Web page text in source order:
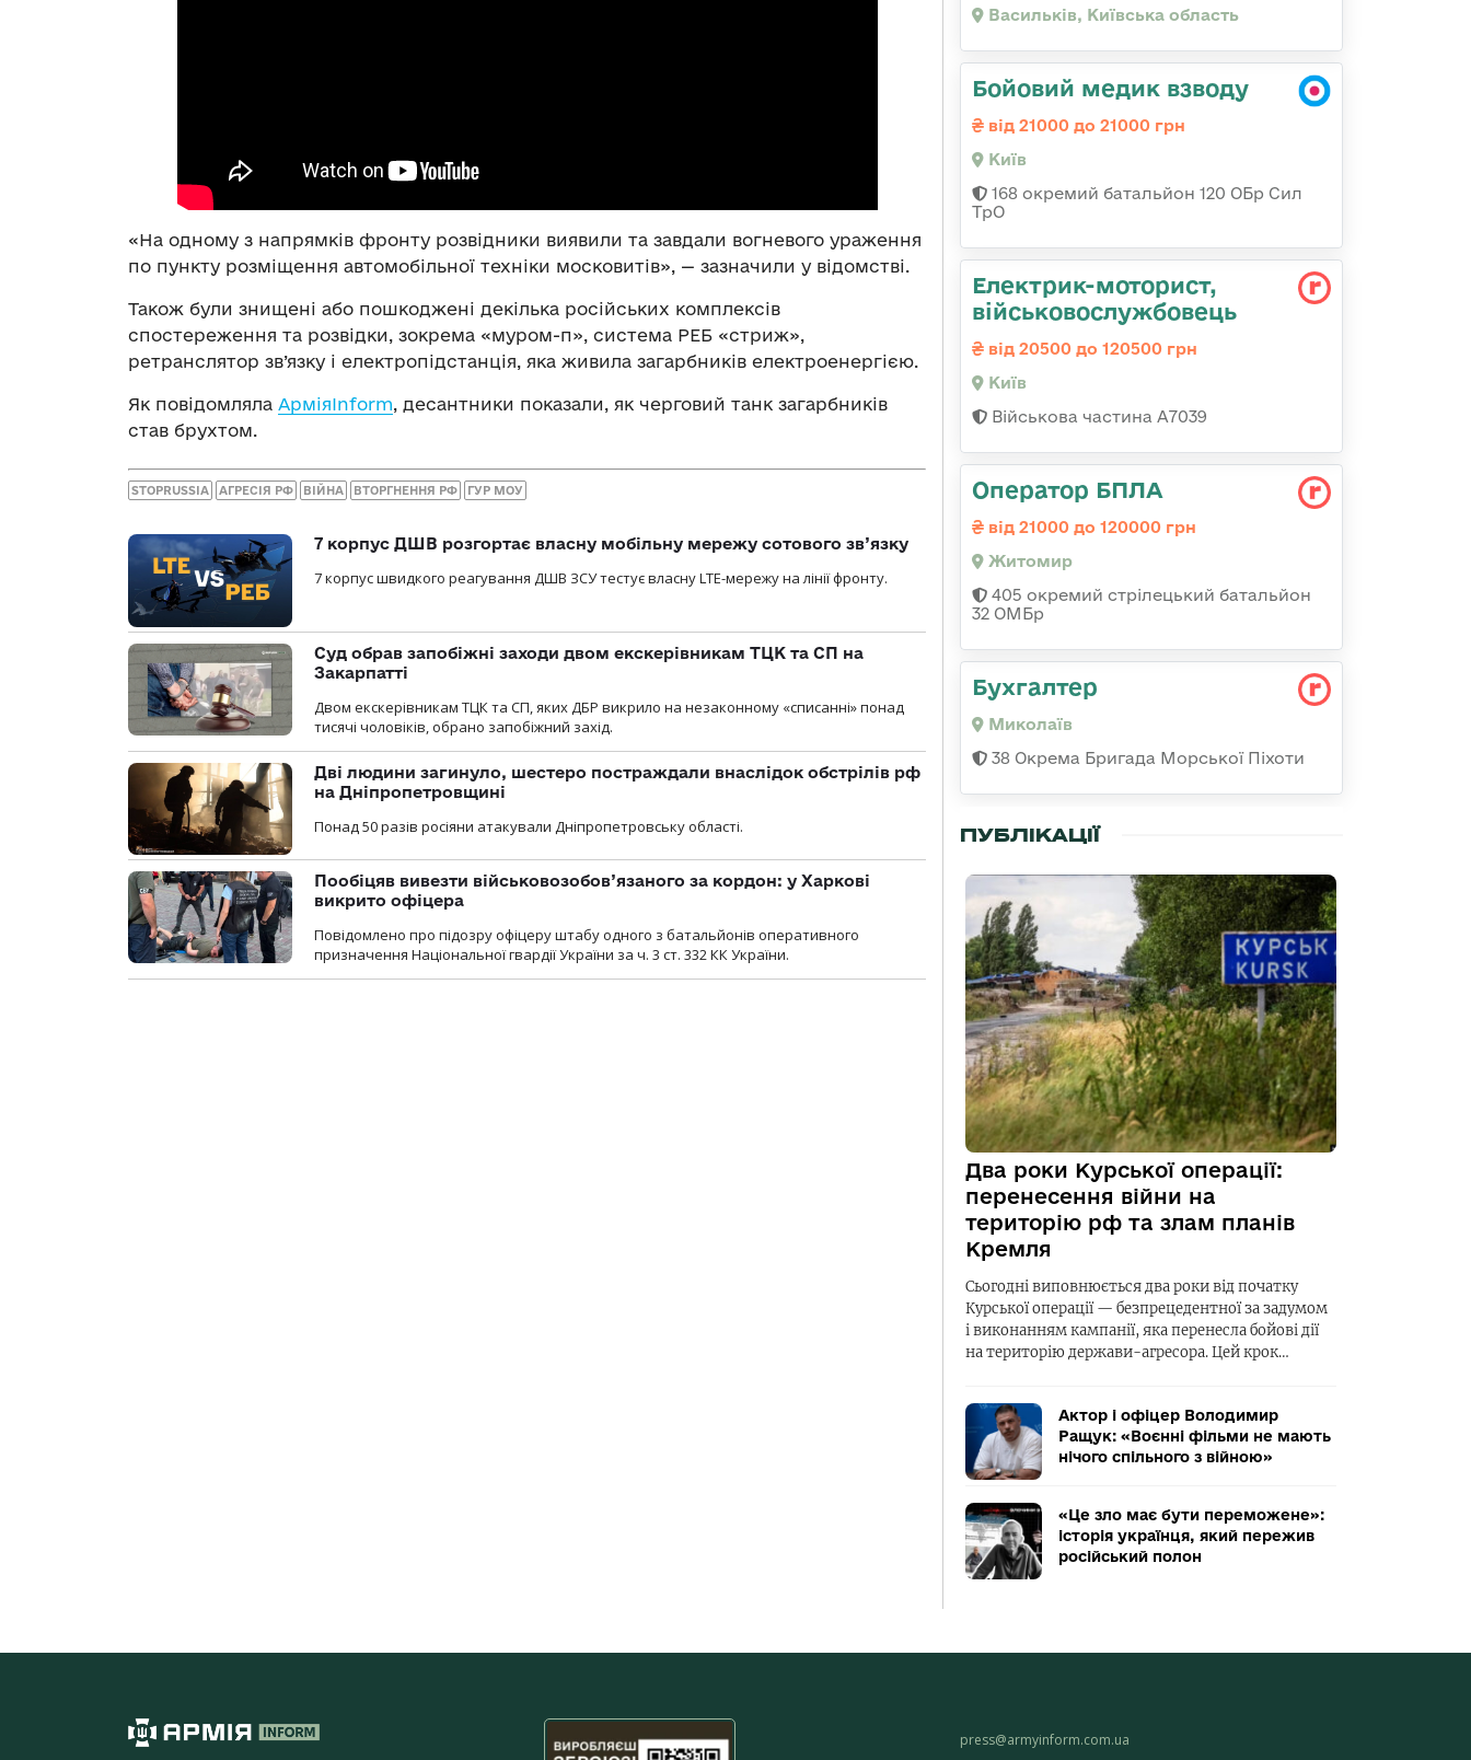
«На одному з напрямків фронту розвідники виявили та завдали вогневого ураження
по пункту розміщення автомобільної техніки московитів», — зазначили у відомстві.
Також були знищені або пошкоджені декілька російських комплексів
спостереження та розвідки, зокрема «муром-п», система РЕБ «стриж»,
ретранслятор зв’язку і електропідстанція, яка живила загарбників електроенергією.
Як повідомляла АрміяInform, десантники показали, як черговий танк загарбників
став брухтом.
STOPRUSSIA АГРЕСІЯ РФ ВІЙНА ВТОРГНЕННЯ РФ ГУР МОУ
7 корпус ДШВ розгортає власну мобільну мережу сотового зв’язку
7 корпус швидкого реагування ДШВ ЗСУ тестує власну LTE-мережу на лінії фронту.
Суд обрав запобіжні заходи двом екскерівникам ТЦК та СП на
Закарпатті
Двом екскерівникам ТЦК та СП, яких ДБР викрило на незаконному «списанні» понад
тисячі чоловіків, обрано запобіжний захід.
Дві людини загинуло, шестеро постраждали внаслідок обстрілів рф
на Дніпропетровщині
Понад 50 разів росіяни атакували Дніпропетровську області.
Пообіцяв вивезти військовозобов’язаного за кордон: у Харкові
викрито офіцера
Повідомлено про підозру офіцеру штабу одного з батальйонів оперативного
призначення Національної гвардії України за ч. 3 ст. 332 КК України.
Васильків, Київська область
Бойовий медик взводу
від 21000 до 21000 грн
Київ
168 окремий батальйон 120 ОБр Cил
ТрО
Електрик-моторист,
військовослужбовець
від 20500 до 120500 грн
Київ
Військова частина А7039
Оператор БПЛА
від 21000 до 120000 грн
Житомир
405 окремий стрілецький батальйон
32 ОМБр
Бухгалтер
Миколаїв
38 Окрема Бригада Морської Піхоти
ПУБЛІКАЦІЇ
Два роки Курської операції:
перенесення війни на
територію рф та злам планів
Кремля
Сьогодні виповнюється два роки від початку
Курської операції — безпрецедентної за задумом
і виконанням кампанії, яка перенесла бойові дії
на територію держави-агресора. Цей крок…
Актор і офіцер Володимир
Ращук: «Воєнні фільми не мають
нічого спільного з війною»
«Це зло має бути переможене»:
історія українця, який пережив
російський полон
press@armyinform.com.ua